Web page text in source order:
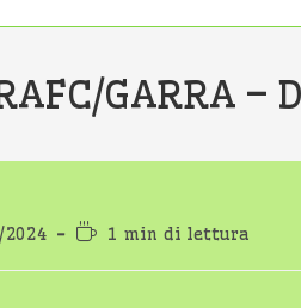
GARRA –
2024
Tempo
lettura:
1 min di lettura